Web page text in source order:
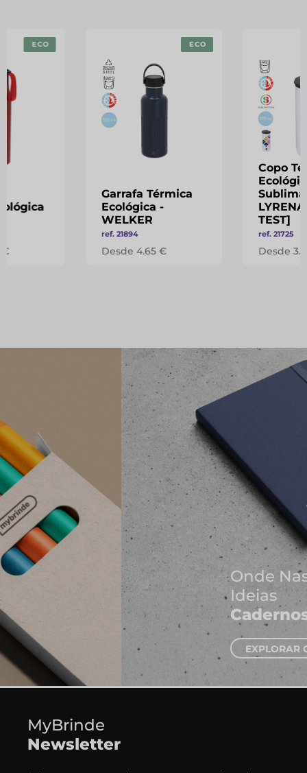
ECO
€
ECO
Garrafa Térmica
Ecológica -
WELKER
ref. 21894
Desde 4.65 €
Copo
TEST]
ref. 21725
Desde
Onde Nascem As Melhores
Cadernos e Blocos de Notas
EXPLORAR CADERNOS
MyBrinde
Newsletter